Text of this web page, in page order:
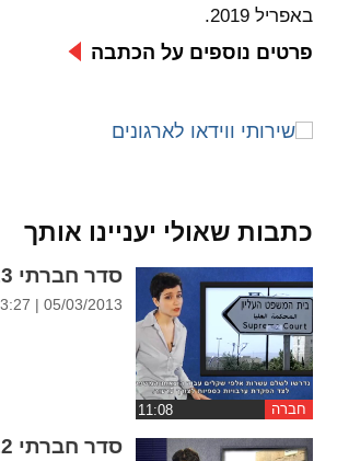
format_underlined
איפוס
ההגדרות
השארת
באפריל 2019.
פרטים נוספים על הכתבה
כתבות שאולי יעניינו אותך
חברה
סדר חברתי 5-3-2013
05/03/2013 | 23:27
סדר חברתי 1-2-2012